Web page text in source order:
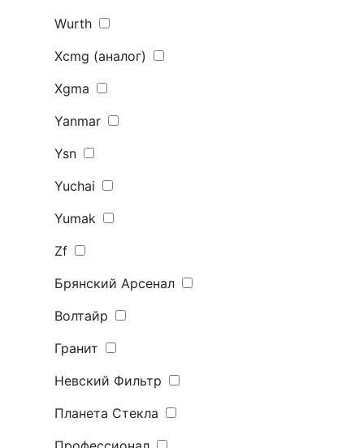
Wurth
Xcmg (аналог)
Xgma
Yanmar
Ysn
Yuchai
Yumak
Zf
Брянский Арсенал
Волтайр
Гранит
Невский Фильтр
Планета Стекла